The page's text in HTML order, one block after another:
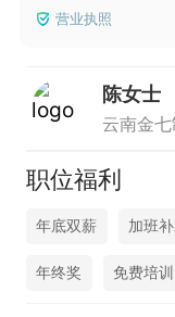
营业执照
陈女士
云南金
职位福利
年底双薪 加班
年终奖 免费培训